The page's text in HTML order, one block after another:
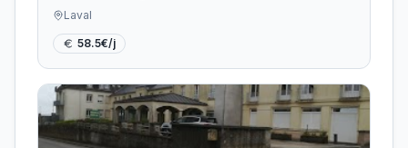
Laval
58.5€/j